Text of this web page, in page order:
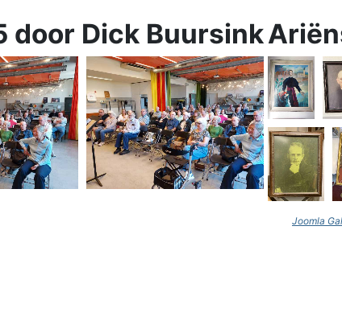
door Dick Buursink
Joomla